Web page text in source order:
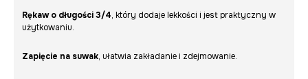
Rękaw o długości 3/4, który dodaje lekkości i jest praktyczny w
użytkowaniu.
Zapięcie na suwak, ułatwia zakładanie i zdejmowanie.